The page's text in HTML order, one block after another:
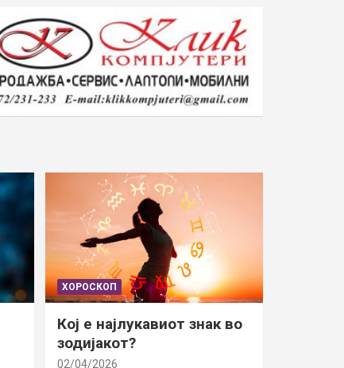
ХОРОСКОП
Кој е најлукавиот знак во
зодијакот?
02/04/2026